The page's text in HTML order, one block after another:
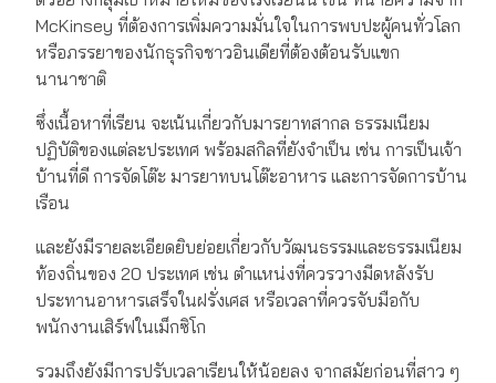
McKinsey ที่ต้องการเพิ่มความมั่นใจในการพบปะผู้คนทั่วโลก
หรือภรรยาของนักธุรกิจชาวอินเดียที่ต้องต้อนรับแขก
นานาชาติ
ซึ่งเนื้อหาที่เรียน จะเน้นเกี่ยวกับมารยาทสากล ธรรมเนียม
ปฏิบัติของแต่ละประเทศ พร้อมสกิลที่ยังจำเป็น เช่น การเป็นเจ้า
บ้านที่ดี การจัดโต๊ะ มารยาทบนโต๊ะอาหาร และการจัดการบ้าน
เรือน
และยังมีรายละเอียดยิบย่อยเกี่ยวกับวัฒนธรรมและธรรมเนียม
ท้องถิ่นของ 20 ประเทศ เช่น ตำแหน่งที่ควรวางมีดหลังรับ
ประทานอาหารเสร็จในฝรั่งเศส หรือเวลาที่ควรจับมือกับ
พนักงานเสิร์ฟในเม็กซิโก
รวมถึงยังมีการปรับเวลาเรียนให้น้อยลง จากสมัยก่อนที่สาว ๆ